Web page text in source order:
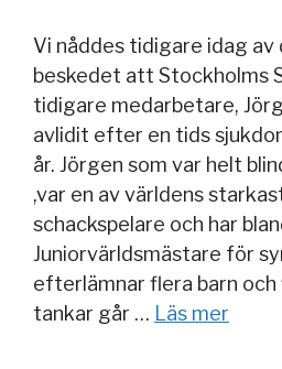
Vi nåddes tidigare idag
beskedet att Stockholms
tidigare medarbetare,
avlidit efter en tids
år. Jörgen som var helt
,var en av världens
schackspelare och har
Juniorvärldsmästare för
efterlämnar flera barn och
tankar går … Läs mer